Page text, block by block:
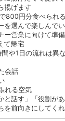
げます
800円分食べられ
選んで楽しんで
ー営業に向けて準備
て帰宅
や1日の流れは異な
会話
れる空気
と話す」「役割が
を前向きにしてく